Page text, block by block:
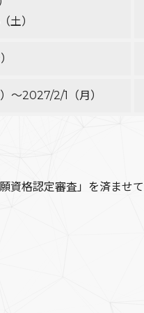
土）
～2027/2/1（月）
格認定審査」を済ませ